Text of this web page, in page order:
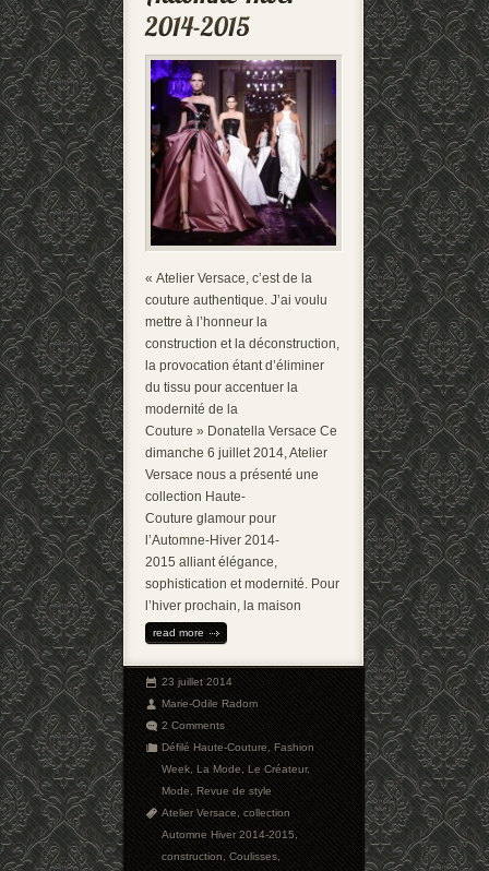
« Atelier Versace, c’est de la
couture authentique. J’ai voulu
mettre à l’honneur la
construction et la déconstruction,
la provocation étant d’éliminer
du tissu pour accentuer la
modernité de la
Couture » Donatella Versace Ce
dimanche 6 juillet 2014, Atelier
Versace nous a présenté une
collection Haute-
Couture glamour pour
l’Automne-Hiver 2014-
2015 alliant élégance,
sophistication et modernité. Pour
l’hiver prochain, la maison
read more
23 juillet 2014
Marie-Odile Radom
2 Comments
Défilé Haute-Couture,Fashion
Week,La Mode,Le Créateur,
Mode,Revue de style
Atelier Versace,collection
Automne Hiver 2014-2015,
construction,Coulisses,